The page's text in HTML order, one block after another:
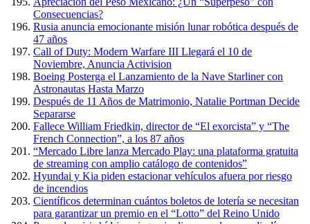
Consecuencias?
Rusia anuncia emocionante misión lunar robótica después de
47 años
Call of Duty: Modern Warfare III Llegará el 10 de
Noviembre, Anuncia Activision
Boeing Posterga el Lanzamiento de la Nave Starliner con
Astronautas Hasta Marzo
Después de 11 Años de Matrimonio, Natalie Portman Decide
Separarse
Fallece William Friedkin, director de “El exorcista” y “The
French Connection”, a los 87 años
“Mercado Libre lanza Mercado Play: una plataforma gratuita
de streaming con amplio catálogo de contenidos”
Hyundai y Kia piden estacionar vehículos afuera por riesgo
de incendios
Científicos determinan cuántos boletos de lotería se necesitan
para garantizar un premio en el “Lotto” del Reino Unido